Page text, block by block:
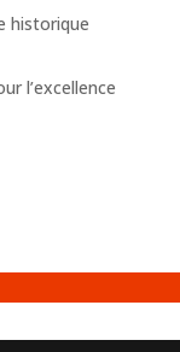
historique
l’excellence